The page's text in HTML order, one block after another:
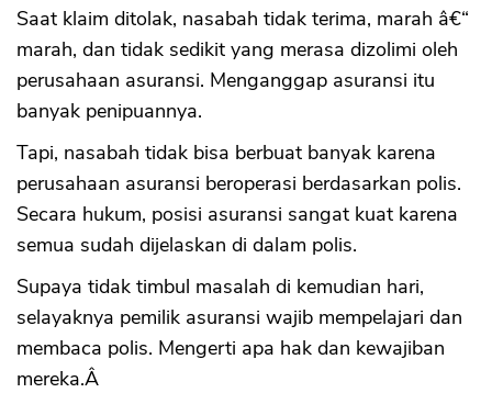
Saat klaim ditolak, nasabah tidak terima, marah â€“
marah, dan tidak sedikit yang merasa dizolimi oleh
perusahaan asuransi. Menganggap asuransi itu
banyak penipuannya.
Tapi, nasabah tidak bisa berbuat banyak karena
perusahaan asuransi beroperasi berdasarkan polis.
Secara hukum, posisi asuransi sangat kuat karena
semua sudah dijelaskan di dalam polis.
Supaya tidak timbul masalah di kemudian hari,
selayaknya pemilik asuransi wajib mempelajari dan
membaca polis. Mengerti apa hak dan kewajiban
mereka.Â